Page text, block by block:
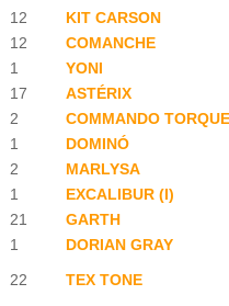
12
KIT CARSON
12
COMANCHE
1
YONI
17
ASTÉRIX
2
COMMANDO
1
DOMINÓ
2
MARLYSA
1
EXCALIBUR (I)
21
GARTH
1
DORIAN GRAY
22 TEX TONE